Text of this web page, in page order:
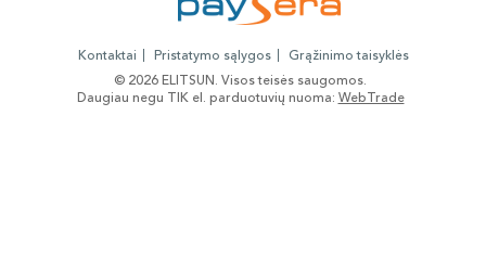
Kontaktai Pristatymo sąlygos
Grąžinimo taisyklės
© 2026 ELITSUN. Visos teisės saugomos.
Daugiau negu TIK el. parduotuvių nuoma: WebTrade